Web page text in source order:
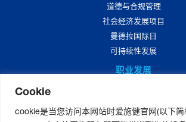
Cookie
cookie是当您访问本网站时爱施健官网(以下简
道德与合规管理
社会经济发展项目
曼德拉国际日
可持续性发展
职业发展
爱施健中国岗位招聘